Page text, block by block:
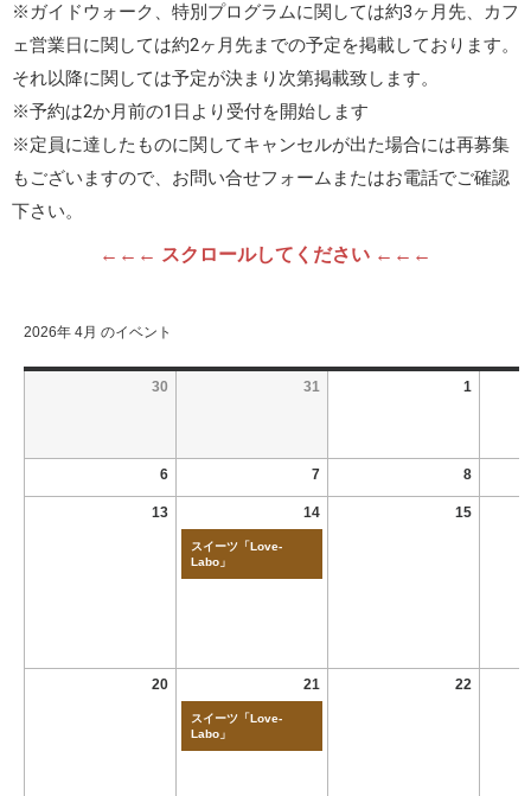
※ガイドウォーク、特別プログラムに関しては約3ヶ月先、カフ
ェ営業日に関しては約2ヶ月先までの予定を掲載しております。
それ以降に関しては予定が決まり次第掲載致します。
※予約は2か月前の1日より受付を開始します
※定員に達したものに関してキャンセルが出た場合には再募集
もございますので、お問い合せフォームまたはお電話でご確認
下さい。
←←← スクロールしてください ←←←
2026年 4月 のイベント
30 31 1
6 7 8
13 14
スイーツ「Love-
Labo」
15
20 21
スイーツ「Love-
Labo」
22